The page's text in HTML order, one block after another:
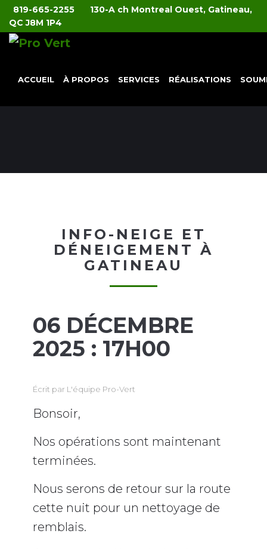
819-665-2255
130-A ch Montreal Ouest, Gatineau,
QC J8M 1P4
ACCUEIL À PROPOS SERVICES RÉALISATIONS
INFO-NEIGE ET
DÉNEIGEMENT À
GATINEAU
06 DÉCEMBRE
2025 : 17H00
Écrit par L'équipe Pro-Vert
Bonsoir,
Nos opérations sont maintenant
terminées.
Nous serons de retour sur la route
cette nuit pour un nettoyage de
remblais.